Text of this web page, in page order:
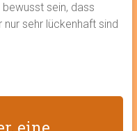
sein, dass
sehr lückenhaft sind